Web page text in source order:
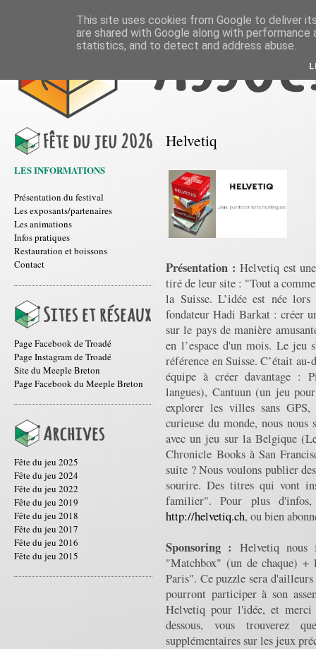
LES INFORMATIONS
Présentation du festival
Les exposants/partenaires
Les animations
Infos pratiques
Restauration et boissons
Contact
Page Facebook de Troadé
Page Instagram de Troadé
Site du Meeple Breton
Page Facebook du Meeple Breton
Fête du jeu 2025
Fête du jeu 2024
Fête du jeu 2022
Fête du jeu 2019
Fête du jeu 2018
Fête du jeu 2017
Fête du jeu 2016
Fête du jeu 2015
Helvetiq
Présentation : Helvetiq est
tiré de leur site : "Tout a
la Suisse. L’idée est née
fondateur Hadi Barkat : créer
sur le pays de manière
en l’espace d'un mois. Le jeu
référence en Suisse. C’était
équipe à créer davantage :
langues), Cantuun (un jeu
explorer les villes sans
curieuse du monde, nous nous
avec un jeu sur la Belgique
Chronicle Books à San
suite ? Nous voulons publier
sourire. Des titres qui vont
familier". Pour plus
http://helvetiq.ch, ou bien
Sponsoring : Helvetiq
"Matchbox" (un de chaque)
Paris". Ce puzzle sera
pourront participer à son
Helvetiq pour l'idée, et merci
dessous, vous trouverez
supplémentaires sur les jeux
This site uses cookies from Google to deliver
are shared with Google along with
statistics, and to detect and address abuse.